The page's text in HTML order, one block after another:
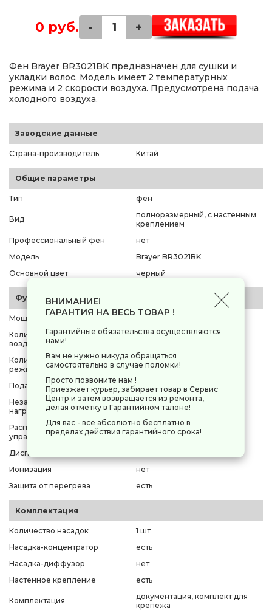
0 руб. - +
Фен Brayer BR3021BK предназначен для сушки и
укладки волос. Модель имеет 2 температурных
режима и 2 скорости воздуха. Предусмотрена подача
холодного воздуха.
Заводские данные
Страна-производитель Китай
Общие параметры
Тип фен
Вид
полноразмерный, с настенным
креплением
Профессиональный фен
нет
Модель
Brayer BR3021BK
Основной цвет
черный
Функции и управление
Мощность
2000 Вт
Количество скоростей
воздушного потока
Количество температурных
режимов
3
Подача холодного воздуха
Независимая регулировка
нагрева и воздушного потока
нет
Расположение кнопок
управления
спереди
Дисплей
Ионизация
нет
Защита от перегрева
есть
Комплектация
Количество насадок
1 шт
Насадка-концентратор
есть
Насадка-диффузор
нет
Настенное крепление
есть
Комплектация
документация, комплект для
крепежа
ВНИМАНИЕ!
ГАРАНТИЯ НА ВЕСЬ ТОВАР !
Гарантийные обязательства осуществляются
нами!
Вам не нужно никуда обращаться
самостоятельно в случае поломки!
Просто позвоните нам !
Приезжает курьер, забирает товар в Сервис
Центр и затем возвращается из ремонта,
делая отметку в Гарантийном талоне!
Для вас - всё абсолютно бесплатно в
пределах действия гарантийного срока!